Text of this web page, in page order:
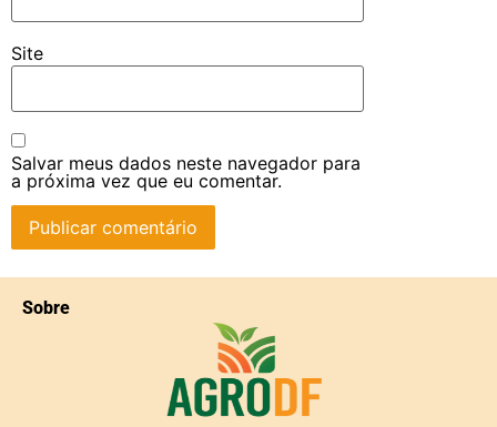
Site
Salvar meus dados neste navegador para
a próxima vez que eu comentar.
Sobre